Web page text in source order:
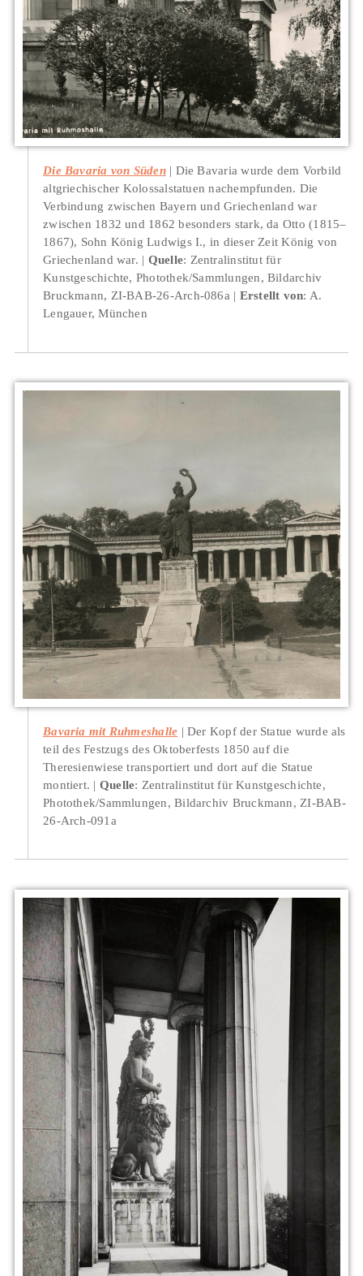
Die Bavaria von Süden
Die Bavaria wurde dem Vorbild
altgriechischer Kolossalstatuen nachempfunden. Die
Verbindung zwischen Bayern und Griechenland war
zwischen 1832 und 1862 besonders stark, da Otto (1815–
1867), Sohn König Ludwigs I., in dieser Zeit König von
Griechenland war.
Quelle: Zentralinstitut für
Kunstgeschichte, Photothek/Sammlungen, Bildarchiv
Bruckmann, ZI-BAB-26-Arch-086a
Erstellt von: A.
Lengauer, München
Bavaria mit Ruhmeshalle
Der Kopf der Statue wurde als
teil des Festzugs des Oktoberfests 1850 auf die
Theresienwiese transportiert und dort auf die Statue
montiert.
Quelle: Zentralinstitut für Kunstgeschichte,
Photothek/Sammlungen, Bildarchiv Bruckmann, ZI-BAB-
26-Arch-091a